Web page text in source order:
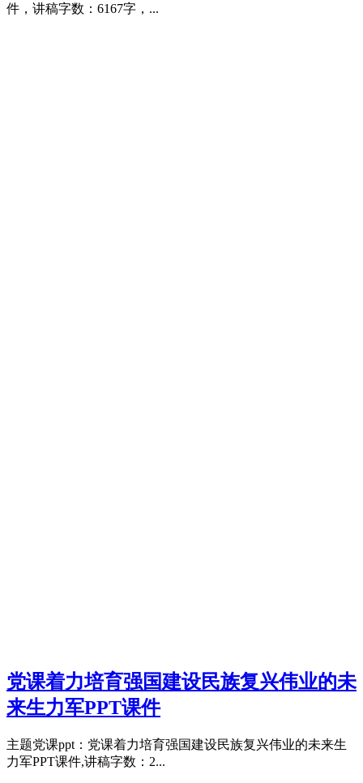
件，讲稿字数：6167字，...
党课着力培育强国建设民族复兴伟业的未
来生力军PPT课件
主题党课ppt：党课着力培育强国建设民族复兴伟业的未来生
力军PPT课件,讲稿字数：2...